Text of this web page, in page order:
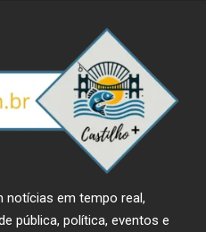
notícias em tempo real,
pública, política, eventos e